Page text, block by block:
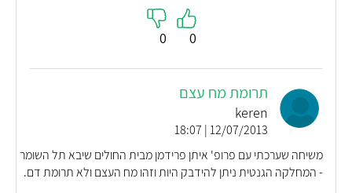
0
0
תרומת מח עצם
keren
12/07/2013 | 18:07
משיחה שערכתי עם פרופ' איתן פרידמן מבית החולים שיבא תל השומר
- המחלקה הגנטית ניתן להידבק היות וזהו מח העצם ולא תרומת דם.